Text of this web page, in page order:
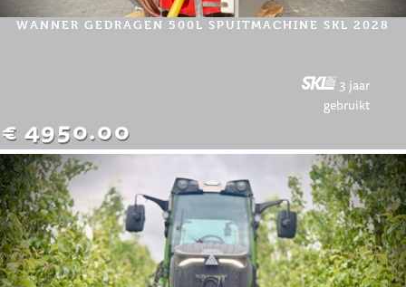
WANNER GEDRAGEN 500L SPUITMACHINE SKL 2028
€ 4950.00
3 jaar
gebruikt